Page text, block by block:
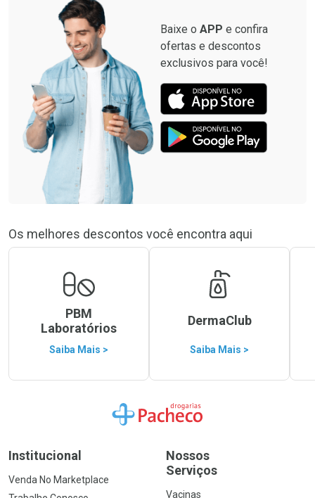
Baixe o APP e confira
ofertas e descontos
exclusivos para você!
Os melhores descontos você encontra aqui
PBM
Laboratórios
Saiba Mais >
DermaClub
Saiba Mais >
Ir para a Home
Institucional
Venda No Marketplace
Nossos
Serviços
Vacinas